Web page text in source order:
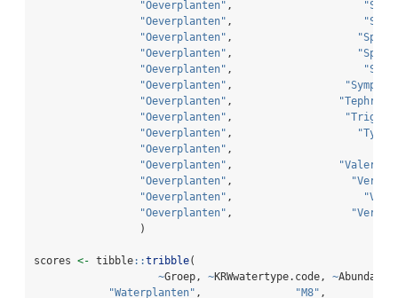
"Oeverplanten" ,
"Oeverplanten" ,
"Oeverplanten" ,
"Oeverplanten" ,
"Oeverplanten" ,
"Oeverplanten" ,
"Oeverplanten" ,
"Oeverplanten" ,
"Oeverplanten" ,
"Oeverplanten" ,
"Oeverplanten" ,
"Oeverplanten" ,
"Oeverplanten" ,
"Oeverplanten" ,
                 )
scores <- tibble::tribble(
~Groep, ~KRWwatertype.code, ~
"Waterplanten" , "M8" ,